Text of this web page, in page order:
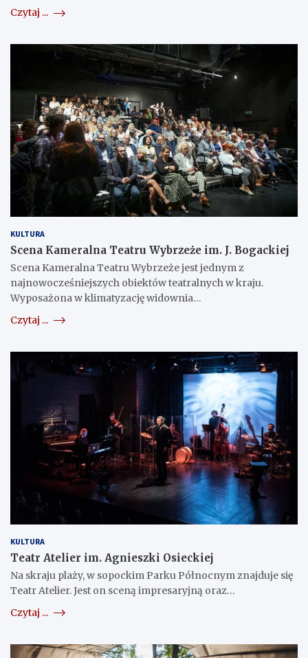
Czytaj ...
KULTURA
Scena Kameralna Teatru Wybrzeże im. J. Bogackiej
Scena Kameralna Teatru Wybrzeże jest jednym z
najnowocześniejszych obiektów teatralnych w kraju.
Wyposażona w klimatyzację widownia…
Czytaj ...
KULTURA
Teatr Atelier im. Agnieszki Osieckiej
Na skraju plaży, w sopockim Parku Północnym znajduje się
Teatr Atelier. Jest on sceną impresaryjną oraz…
Czytaj ...